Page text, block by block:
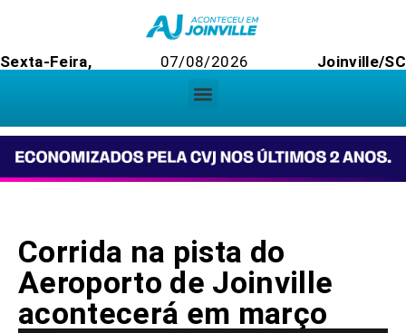
Sexta-Feira, 07/08/2026 Joinville/SC
Corrida na pista do
Aeroporto de Joinville
acontecerá em março